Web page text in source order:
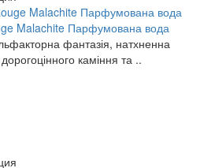
Malachite Парфумована вода
фантазія, натхненна
каміння та ..